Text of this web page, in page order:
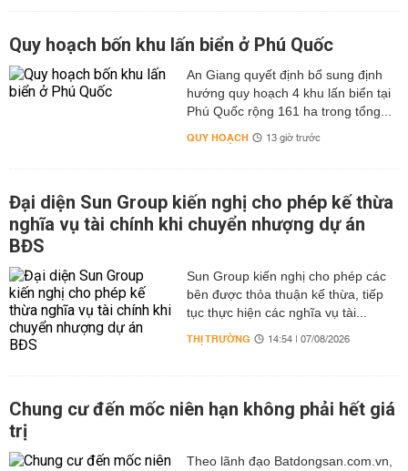
Quy hoạch bốn khu lấn biển ở Phú Quốc
An Giang quyết định bổ sung định
hướng quy hoạch 4 khu lấn biển tại
Phú Quốc rộng 161 ha trong tổng...
QUY HOẠCH 13 giờ trước
Đại diện Sun Group kiến nghị cho phép kế thừa
nghĩa vụ tài chính khi chuyển nhượng dự án
BĐS
Sun Group kiến nghị cho phép các
bên được thỏa thuận kế thừa, tiếp
tục thực hiện các nghĩa vụ tài...
THỊ TRƯỜNG 14:54 | 07/08/2026
Chung cư đến mốc niên hạn không phải hết giá
trị
Theo lãnh đạo Batdongsan.com.vn,